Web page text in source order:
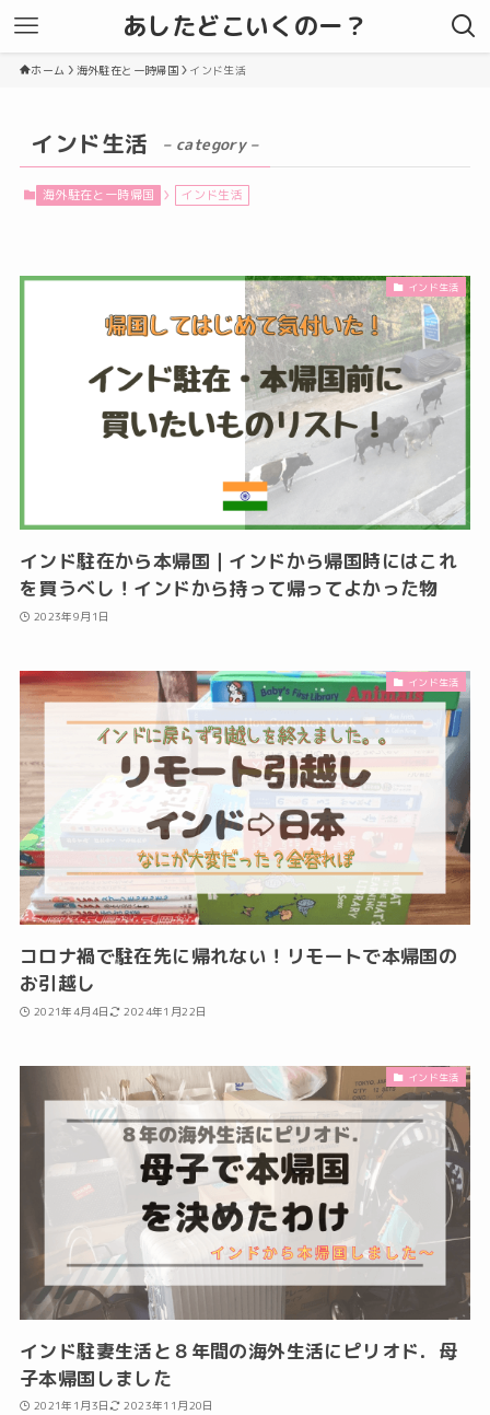
あしたどこいくのー？
ホーム 海外駐在と一時帰国 インド生活
インド生活 – category –
海外駐在と一時帰国 インド生活
インド生活
インド駐在から本帰国｜インドから帰国時にはこれ
を買うべし！インドから持って帰ってよかった物
2023年9月1日
インド生活
コロナ禍で駐在先に帰れない！リモートで本帰国の
お引越し
2021年4月4日 2024年1月22日
インド生活
インド駐妻生活と８年間の海外生活にピリオド．母
子本帰国しました
2021年1月3日 2023年11月20日